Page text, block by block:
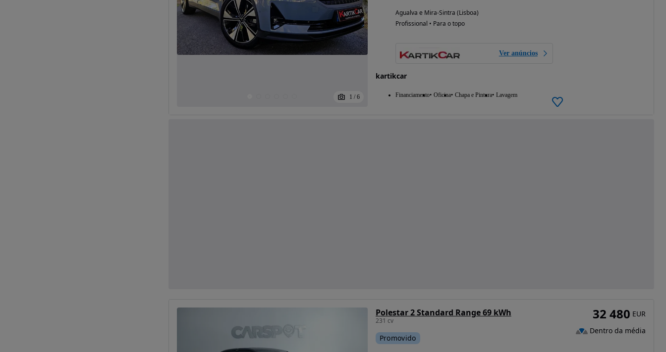
1 / 6
Agualva e Mira-Sintra (Lisboa)
Profissional • Para o topo
Ver anúncios
kartikcar
Financiamento Oficina Chapa e Pintura Lavagem
Polestar 2 Standard Range 69 kWh
231 cv
Promovido
32 480 EUR
Dentro da média